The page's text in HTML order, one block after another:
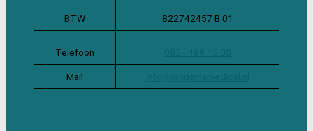
BTW 822742457 B 01
Telefoon
Mail